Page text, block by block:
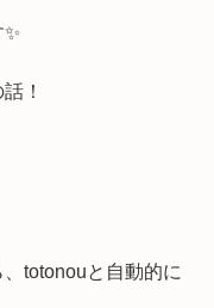
！
totonouと自動的に